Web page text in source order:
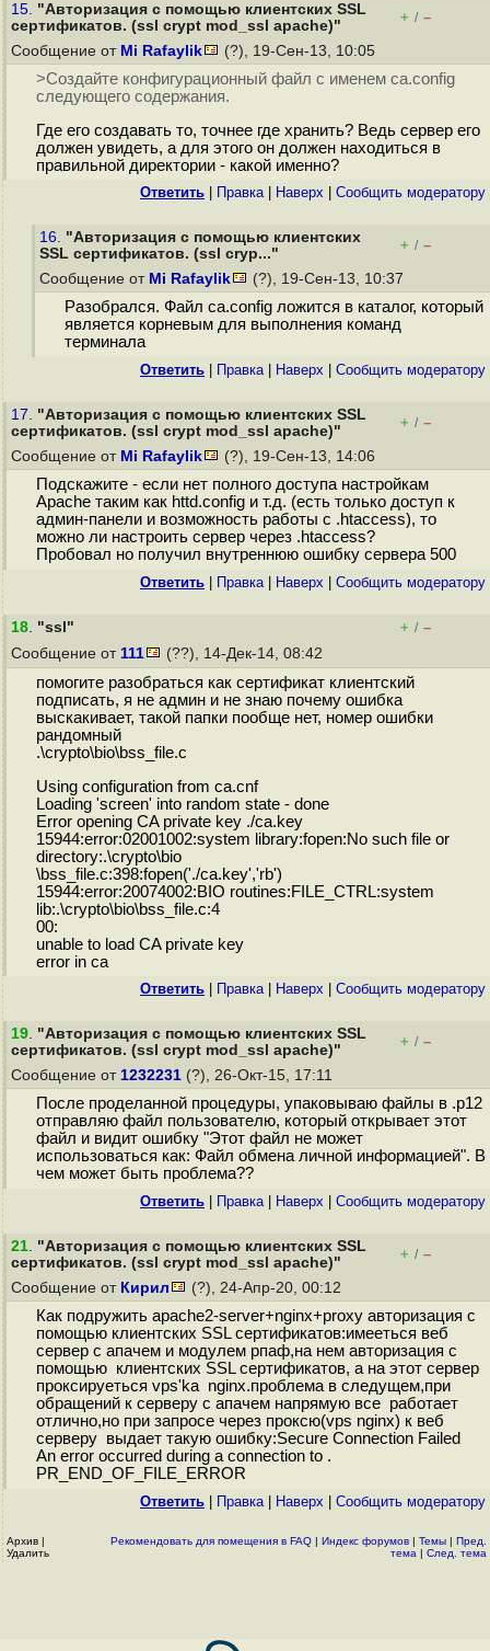
15. "Авторизация с помощью клиентских SSL
сертификатов. (ssl crypt mod_ssl apache)"
+ / –
Сообщение от Mi Rafaylik (?), 19-Сен-13, 10:05
>Создайте конфигурационный файл с именем ca.config
следующего содержания.
Где его создавать то, точнее где хранить? Ведь сервер его
должен увидеть, а для этого он должен находиться в
правильной директории - какой именно?
Ответить Правка| Наверх Cообщить модератору
16. "Авторизация с помощью клиентских
SSL сертификатов. (ssl cryp..."
+ / –
Сообщение от Mi Rafaylik (?), 19-Сен-13, 10:37
Разобрался. Файл ca.config ложится в каталог, который
является корневым для выполнения команд
терминала
Ответить Правка| Наверх Cообщить модератору
17. "Авторизация с помощью клиентских SSL
сертификатов. (ssl crypt mod_ssl apache)"
+ / –
Сообщение от Mi Rafaylik (?), 19-Сен-13, 14:06
Подскажите - если нет полного доступа настройкам
Apache таким как httd.config и т.д. (есть только доступ к
админ-панели и возможность работы с .htaccess), то
можно ли настроить сервер через .htaccess?
Пробовал но получил внутреннюю ошибку сервера 500
Ответить Правка| Наверх Cообщить модератору
18. "ssl" + / –
Сообщение от 111 (??), 14-Дек-14, 08:42
помогите разобраться как сертификат клиентский
подписать, я не админ и не знаю почему ошибка
выскакивает, такой папки пообще нет, номер ошибки
рандомный
.\crypto\bio\bss_file.c
Using configuration from ca.cnf
Loading 'screen' into random state - done
Error opening CA private key ./ca.key
15944:error:02001002:system library:fopen:No such file or
directory:.\crypto\bio
\bss_file.c:398:fopen('./ca.key','rb')
15944:error:20074002:BIO routines:FILE_CTRL:system
lib:.\crypto\bio\bss_file.c:4
00:
unable to load CA private key
error in ca
Ответить Правка| Наверх Cообщить модератору
19. "Авторизация с помощью клиентских SSL
сертификатов. (ssl crypt mod_ssl apache)"
+ / –
Сообщение от 1232231 (?), 26-Окт-15, 17:11
После проделанной процедуры, упаковываю файлы в .p12
отправляю файл пользователю, который открывает этот
файл и видит ошибку "Этот файл не может
использоваться как: Файл обмена личной информацией". В
чем может быть проблема??
Ответить Правка| Наверх Cообщить модератору
21. "Авторизация с помощью клиентских SSL
сертификатов. (ssl crypt mod_ssl apache)"
+ / –
Сообщение от Кирил (?), 24-Апр-20, 00:12
Как подружить apache2-server+nginx+proxy авторизация с
помощью клиентских SSL сертификатов:имееться веб
сервер с апачем и модулем рпаф,на нем авторизация с
помощью клиентских SSL сертификатов, а на этот сервер
проксируеться vps'ka nginx.проблема в следущем,при
обращений к серверу с апачем напрямую все работает
отлично,но при запросе через проксю(vps nginx) к веб
серверу выдает такую ошибку:Secure Connection Failed
An error occurred during a connection to .
PR_END_OF_FILE_ERROR
Ответить Правка| Наверх Cообщить модератору
Архив |
Удалить
Рекомендовать для помещения в FAQ | Индекс форумов | Темы | Пред.
тема | След. тема